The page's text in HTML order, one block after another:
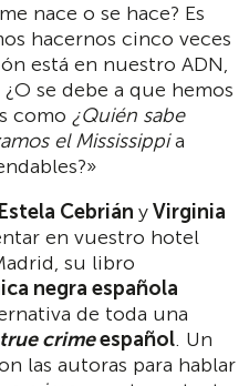
nace o se hace? Es
hacernos cinco veces
está en nuestro ADN,
se debe a que hemos
como ¿Quién sabe
el Mississippia
Estela Cebrián yVirginia
en vuestro hotel
su libro
negra española
de toda una
true crimeespañol. Un
las autoras para hablar